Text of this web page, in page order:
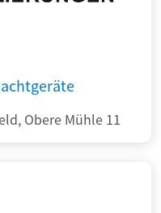
Obere Mühle 11